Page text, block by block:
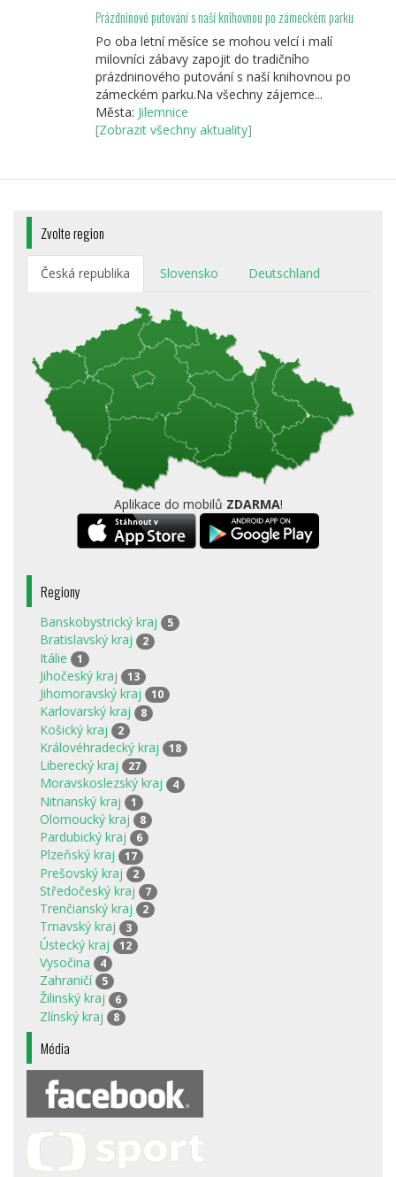
Prázdninové putování s naší knihovnou po zámeckém parku
Po oba letní měsíce se mohou velcí i malí
milovníci zábavy zapojit do tradičního
prázdninového putování s naší knihovnou po
zámeckém parku.Na všechny zájemce...
Města: Jilemnice
[Zobrazit všechny aktuality]
Zvolte region
Česká republika Slovensko Deutschland
Aplikace do mobilů ZDARMA!
Regiony
Banskobystrický kraj 5
Bratislavský kraj 2
Itálie 1
Jihočeský kraj 13
Jihomoravský kraj 10
Karlovarský kraj 8
Košický kraj 2
Královéhradecký kraj 18
Liberecký kraj 27
Moravskoslezský kraj 4
Nitrianský kraj 1
Olomoucký kraj 8
Pardubický kraj 6
Plzeňský kraj 17
Prešovský kraj 2
Středočeský kraj 7
Trenčianský kraj 2
Trnavský kraj 3
Ústecký kraj 12
Vysočina 4
Zahraničí 5
Žilinský kraj 6
Zlínský kraj 8
Média